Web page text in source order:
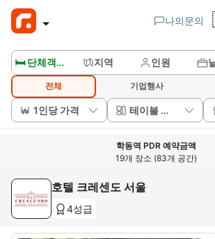
나의문의
🛏️ 단체객실보기 지역 인원
전체 기업행사
1인당 가격 테이블 배치
학동역 PDR 예약금액
19개 장소 (83개 공간)
호텔 크레센도 서울
4성급